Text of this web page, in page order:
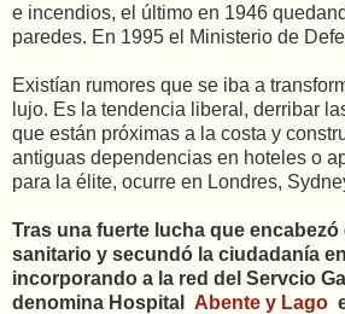
e incendios, el último en 1946
paredes. En 1995 el Ministerio de
Existían rumores que se iba a
lujo. Es la tendencia liberal, derribar
que están próximas a la costa y
antiguas dependencias en hoteles o
para la élite, ocurre en Londres,
Tras una fuerte lucha que encabezó
sanitario y secundó la ciudadanía
incorporando a la red del Servcio
denomina Hospital Abente y Lago